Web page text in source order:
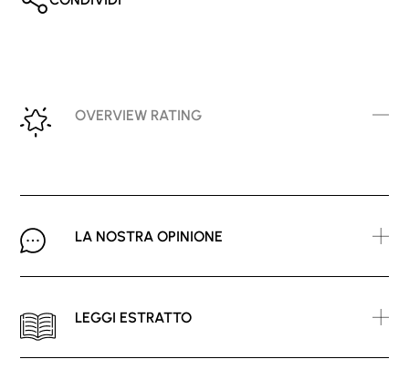
OVERVIEW RATING
LA NOSTRA OPINIONE
LEGGI ESTRATTO